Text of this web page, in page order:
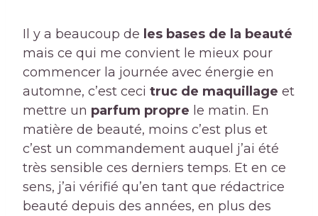
Il y a beaucoup de les bases de la beauté
mais ce qui me convient le mieux pour
commencer la journée avec énergie en
automne, c’est ceci truc de maquillage et
mettre un parfum propre le matin. En
matière de beauté, moins c’est plus et
c’est un commandement auquel j’ai été
très sensible ces derniers temps. Et en ce
sens, j’ai vérifié qu’en tant que rédactrice
beauté depuis des années, en plus des